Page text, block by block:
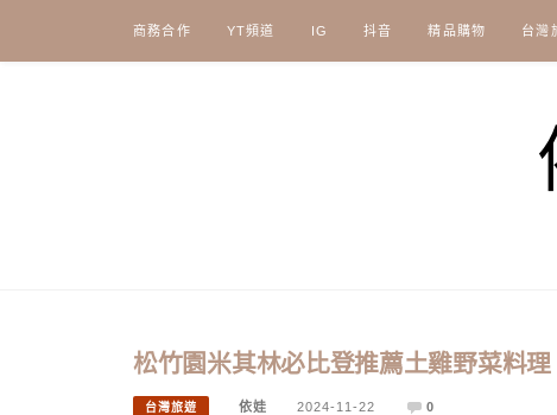
content
商務合作 YT頻道 IG 抖音 精品購物 台灣
松竹園米其林必比登推薦土雞野菜料
台灣旅遊 依娃 2024-11-22 0